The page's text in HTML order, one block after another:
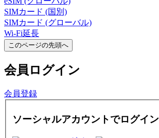
SIMカード (国別)
SIMカード (グローバル)
Wi-Fi延長
このページの先頭へ
会員 ログイン
会員登録
ソーシャルアカウントでログイン